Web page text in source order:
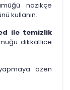
nazikçe
kullanın.
ile temizlik
dikkatlice
özen